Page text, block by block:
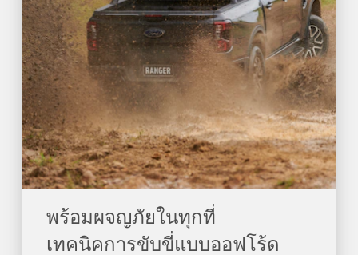
พร้อมผจญภัยในทุกที่​
เทคนิคการขับขี่แบบออฟโร้ด